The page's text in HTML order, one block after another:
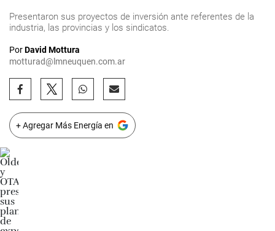
Presentaron sus proyectos de inversión ante referentes de la
industria, las provincias y los sindicatos.
PorDavid Mottura
motturad@lmneuquen.com.ar
+ Agregar Más Energía en